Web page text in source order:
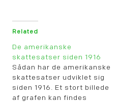
Related
De amerikanske
skattesatser siden 1916
Sådan har de amerikanske
skattesatser udviklet sig
siden 1916. Et stort billede
af grafen kan findes